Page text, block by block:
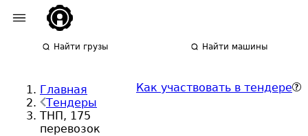
Найти грузы Найти машины
Главная
Тендеры
ТНП, 175
перевозок
Как участвовать в тендере